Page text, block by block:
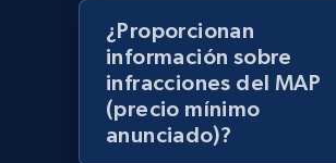
Currency, Discount, Initial price, and
¿Proporcionan
información sobre
infracciones del MAP
(precio mínimo
anunciado)?